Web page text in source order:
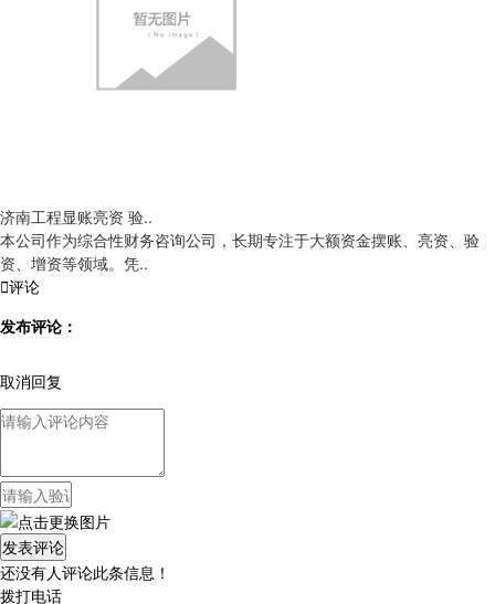
济南工程显账亮资 验..
本公司作为综合性财务咨询公司，长期专注于大额资金摆账、亮资、验
资、增资等领域。凭..
评论
发布评论：
取消回复
还没有人评论此条信息！
拨打电话